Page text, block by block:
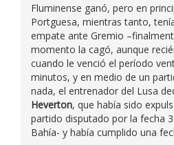
Fluminense ganó, pero en
Portguesa, mientras tanto,
empate ante Gremio
momento la cagó, aunque
cuando le venció el período
minutos, y en medio de un
nada, el entrenador del Lusa
Heverton, que había sido
partido disputado por la fecha
Bahía- y había cumplido una